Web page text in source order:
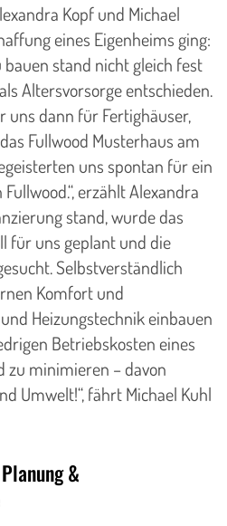
Kopf und Michael
eines Eigenheims ging:
bauen stand nicht gleich fest
Altersvorsorge entschieden.
uns dann für Fertighäuser,
Fullwood Musterhaus am
uns spontan für ein
Fullwood.“, erzählt Alexandra
stand, wurde das
für uns geplant und die
Selbstverständlich
Komfort und
Heizungstechnik einbauen
Betriebskosten eines
zu minimieren – davon
Umwelt!“, fährt Michael Kuhl
&